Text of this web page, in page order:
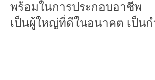
พร้อมในการประกอบอาชีพ
เป็นผู้ใหญ่ที่ดีในอนาคต เป็น